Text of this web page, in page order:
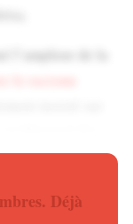
l’ampleur de la
face à ces
Déjà